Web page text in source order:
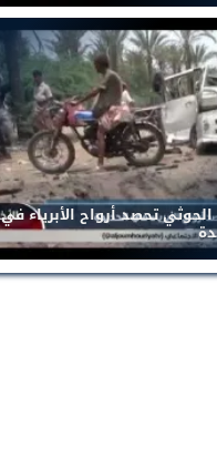
الحوثي تحصد أرواح الأبرياء في